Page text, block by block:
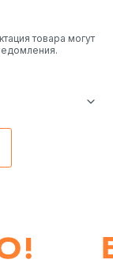
товара могут